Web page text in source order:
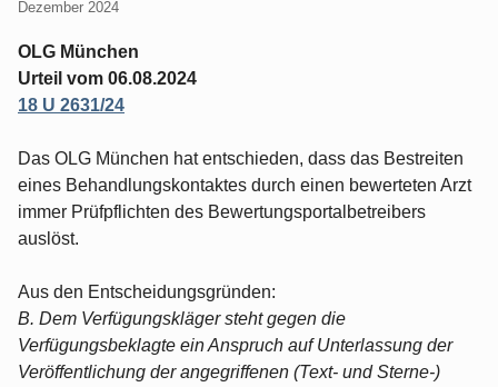
Dezember 2024
OLG München
Urteil vom 06.08.2024
18 U 2631/24
Das OLG München hat entschieden, dass das Bestreiten
eines Behandlungskontaktes durch einen bewerteten Arzt
immer Prüfpflichten des Bewertungsportalbetreibers
auslöst.
Aus den Entscheidungsgründen:
B. Dem Verfügungskläger steht gegen die
Verfügungsbeklagte ein Anspruch auf Unterlassung der
Veröffentlichung der angegriffenen (Text- und Sterne-)